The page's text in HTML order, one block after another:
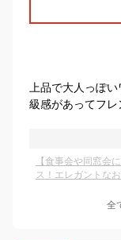
上品で大人っぽ
級感があってフレ
【食事会や同窓会
ス！エレガントな
全